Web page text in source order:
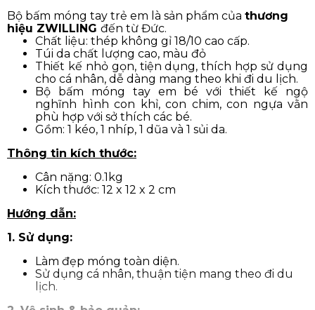
Bộ bấm móng tay trẻ em là sản phẩm của thương
hiệu ZWILLING đến từ Đức.
Chất liệu: thép không gỉ 18/10 cao cấp.
Túi da chất lượng cao, màu đỏ
Thiết kế nhỏ gọn, tiện dụng, thích hợp sử dụng
cho cá nhân, dễ dàng mang theo khi đi du lịch.
Bộ bấm móng tay em bé với thiết kế ngộ
nghĩnh hình con khỉ, con chim, con ngựa vằn
phù hợp với sở thích các bé.
Gồm: 1 kéo, 1 nhíp, 1 dũa và 1 sủi da.
Thông tin kích thước:
Cân nặng: 0.1kg
Kích thước: 12 x 12 x 2 cm
Hướng dẫn:
1. Sử dụng:
Làm đẹp móng toàn diện.
Sử dụng cá nhân, thuận tiện mang theo đi du
lịch.